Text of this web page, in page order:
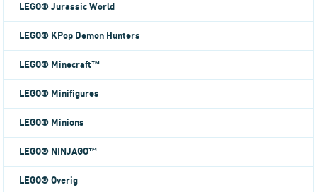
LEGO® Jurassic World
LEGO® KPop Demon Hunters
LEGO® Minecraft™
LEGO® Minifigures
LEGO® Minions
LEGO® NINJAGO™
LEGO® Overig